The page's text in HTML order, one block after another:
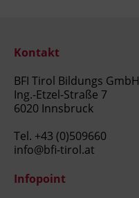
Kontakt
BFI Tirol Bildungs GmbH
Ing.-Etzel-Straße 7
6020 Innsbruck
Tel. +43 (0)509660
info@bfi-tirol.at
Infopoint